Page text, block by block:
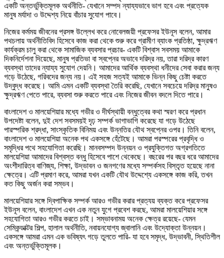
একটি অন্তর্ভুক্তিমূলক অর্থনীতি- যেখানে সম্পদ ন্যায্যভাবে ভাগ হবে এবং প্রত্যেক
মানুষ মর্যাদা ও উদ্দেশ্য নিয়ে বাঁচার সুযোগ পাবে।
নিজের কর্মময় জীবনের প্রসঙ্গ উল্লেখ করে নোবেলজয়ী প্রফেসর ইউনূস বলেন, আমার
পথচলায় অর্থনীতিবিদ হিসেবে কাজ করা থেকে শুরু করে গ্রামীণ ব্যাংক প্রতিষ্ঠা, ক্ষুদ্রঋণ
কার্যক্রম চালু করা থেকে সামাজিক ব্যবসার প্রচার- একটি বিশ্বাস সবসময় আমাকে
দিকনির্দেশনা দিয়েছে, মানুষ প্রতিভা বা স্বপ্নের অভাবে দরিদ্র নয়, তারা দরিদ্র কারণ
ব্যবস্থা তাদের ন্যায্য সুযোগ দেয়নি। আমাদের আর্থিক ব্যবস্থা ধনীদের সেবা করার জন্য
গড়ে উঠেছে, গরিবদের জন্য নয়। এই সহজ সত্যই আমাকে ভিন্ন কিছু চেষ্টা করতে
উদ্বুদ্ধ করেছে। আমি এমন একটি ব্যবস্থা তৈরি করেছি, যেখানে সবচেয়ে দরিদ্র মানুষও
ক্ষুদ্রঋণ পেতে পারে, ব্যবসা শুরু করতে পারে এবং নিজের জীবন বদলে দিতে পারে।
বাংলাদেশ ও মালয়েশিয়ার মধ্যে গভীর ও দীর্ঘস্থায়ী বন্ধুত্বের কথা স্মরণ করে প্রধান
উপদেষ্টা বলেন, দুই দেশ সবসময়ই দৃঢ় সম্পর্ক ভাগাভাগি করেছে যা গড়ে উঠেছে
পারস্পরিক শ্রদ্ধা, সাংস্কৃতিক বিনিময় এবং উন্নতির যৌথ স্বপ্নের ওপর। তিনি বলেন,
বাংলাদেশ ও মালয়েশিয়া অনেক পথ একসঙ্গে হেঁটেছে। আমরা পরস্পরের প্রবৃদ্ধি ও
সমৃদ্ধির পথে সহযোগিতা করেছি। মানবসম্পদ উন্নয়ন ও প্রযুক্তিগত অগ্রগতিতে
মালয়েশিয়া আমাদের বিশ্বস্ত বন্ধু হিসেবে পাশে থেকেছে। বছরের পর বছর ধরে আমাদের
অংশীদারিত্ব বাণিজ্য, শিক্ষা, উদ্ভাবন ও জনগণের মধ্যে সম্পর্কসহ বিস্তৃত হয়েছে নানা
ক্ষেত্রে। এটি প্রমাণ করে, আমরা যখন একটি যৌথ উদ্দেশ্যে একসঙ্গে কাজ করি, তখন
কত কিছু অর্জন করা সম্ভব।
মালয়েশিয়ার সঙ্গে দ্বিপাক্ষিক সম্পর্ক আরও গভীর করার প্রত্যয় ব্যক্ত করে প্রফেসর
ইউনূস বলেন, বাংলাদেশ এখন এক নতুন যুগে প্রবেশ করছে, আমরা মালয়েশিয়ার সঙ্গে
সহযোগিতা আরও গভীর করতে চাই। সম্ভাবনাময় অনেক ক্ষেত্র রয়েছে- যেমন
সেমিকন্ডাক্টর শিল্প, হালাল অর্থনীতি, নবায়নযোগ্য জ্বালানি এবং উদ্যোক্তা উন্নয়ন।
একসঙ্গে আমরা এমন এক ভবিষ্যৎ গড়ে তুলতে পারি- যা হবে সমৃদ্ধ, উদ্ভাবনী, স্থিতিশীল
এবং অন্তর্ভুক্তিমূলক।